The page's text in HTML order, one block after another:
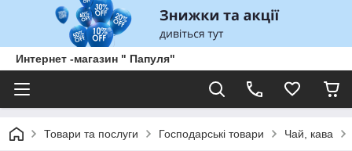
Интернет -магазин " Папуля"
Товари та послуги Господарські товари Чай, кава